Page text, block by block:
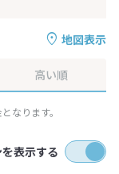
地図表示
高い順
なります。
表示する